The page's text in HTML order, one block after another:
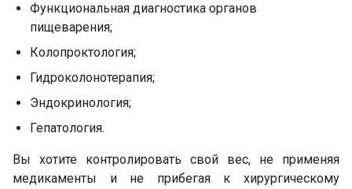
Функциональная диагностика органов
пищеварения;
Колопроктология;
Гидроколонотерапия;
Эндокринология;
Гепатология.
Вы хотите контролировать свой вес, не применяя
медикаменты и не прибегая к хирургическому